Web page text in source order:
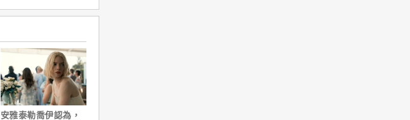
安雅泰勒喬伊認為，